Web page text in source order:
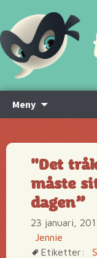
Meny
innehåll
"Det
måste
dagen”
23 januari,
Jennie
Etiketter: